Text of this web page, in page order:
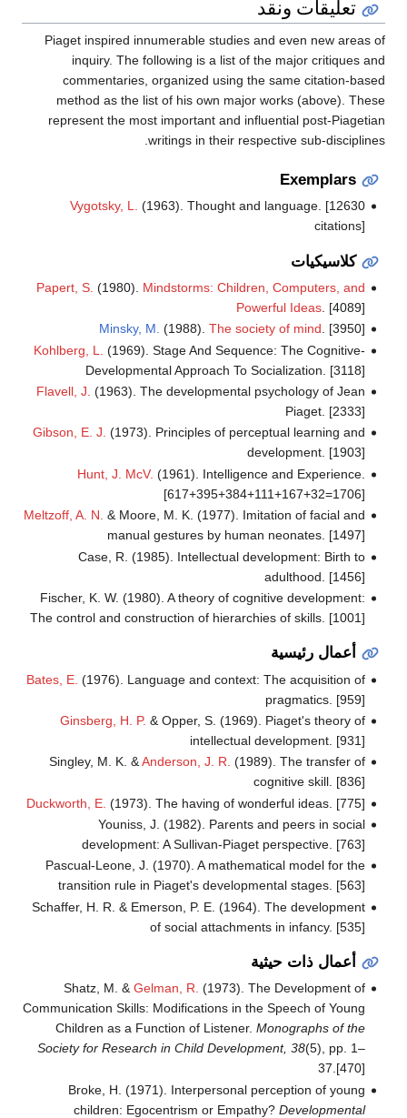
تعليقات ونقد
Piaget inspired innumerable studies and even new areas of
inquiry. The following is a list of the major critiques and
commentaries, organized using the same citation-based
method as the list of his own major works (above). These
represent the most important and influential post-Piagetian
writings in their respective sub-disciplines.
Exemplars
Vygotsky, L. (1963). Thought and language. [12630
citations]
كلاسيكيات
Papert, S. (1980). Mindstorms: Children, Computers, and
Powerful Ideas. [4089]
Minsky, M. (1988). The society of mind. [3950]
Kohlberg, L.
(1969). Stage And Sequence: The Cognitive-
Developmental Approach To Socialization. [3118]
Flavell, J. (1963). The developmental psychology of Jean
Piaget. [2333]
Gibson, E. J. (1973). Principles of perceptual learning and
development. [1903]
Hunt, J. McV. (1961). Intelligence and Experience.
[617+395+384+111+167+32=1706]
Meltzoff, A. N. & Moore, M. K. (1977). Imitation of facial and
manual gestures by human neonates. [1497]
Case, R. (1985). Intellectual development: Birth to
adulthood. [1456]
Fischer, K. W. (1980). A theory of cognitive development:
The control and construction of hierarchies of skills. [1001]
أعمال رئيسية
Bates, E. (1976). Language and context: The acquisition of
pragmatics. [959]
Ginsberg, H. P. & Opper, S. (1969). Piaget's theory of
intellectual development. [931]
Singley, M. K. &Anderson, J. R. (1989). The transfer of
cognitive skill. [836]
Duckworth, E. (1973). The having of wonderful ideas. [775]
Youniss, J. (1982). Parents and peers in social
development: A Sullivan-Piaget perspective. [763]
Pascual-Leone, J. (1970). A mathematical model for the
transition rule in Piaget's developmental stages. [563]
Schaffer, H. R. & Emerson, P. E. (1964). The development
of social attachments in infancy. [535]
أعمال ذات حيثية
Shatz, M. &Gelman, R. (1973). The Development of
Communication Skills: Modifications in the Speech of Young
Children as a Function of Listener. Monographs of the
Society for Research in Child Development, 38(5), pp. 1–
37.[470]
Broke, H. (1971). Interpersonal perception of young
children: Egocentrism or Empathy? Developmental